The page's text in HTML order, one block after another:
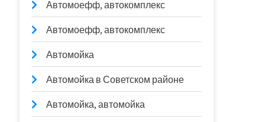
Автомоефф, автокомплекс
Автомоефф, автокомплекс
Автомойка
Автомойка в Советском районе
Автомойка, автомойка